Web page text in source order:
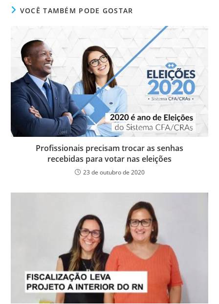
e
b
o
o
k
er e s
p
p
e
g
er
ri
n
dl
y
VOCÊ TAMBÉM PODE GOSTAR
Profissionais precisam trocar as senhas
recebidas para votar nas eleições
23 de outubro de 2020